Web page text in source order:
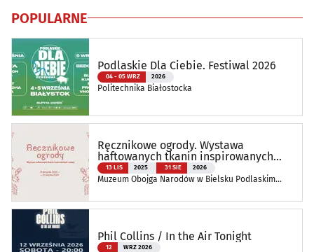
POPULARNE
Podlaskie Dla Ciebie. Festiwal 2026
04 - 05 WRZ 2026
Politechnika Białostocka
Ręcznikowe ogrody. Wystawa
haftowanych tkanin inspirowanych
naturą
13 LIS 2025 31 SIE 2026
Muzeum Obojga Narodów w Bielsku Podlaskim
Phil Collins / In the Air Tonight
12 WRZ 2026